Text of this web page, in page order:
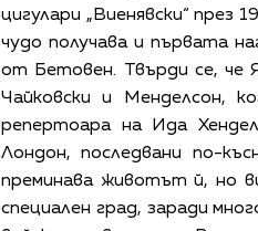
цигулари „Виенявски“ през
чудо получава и първата
от Бетовен. Твърди се, че
Чайковски и Менделсон,
репертоара на Ида
Лондон, последвани по-
преминава животът й, но
специален град, заради